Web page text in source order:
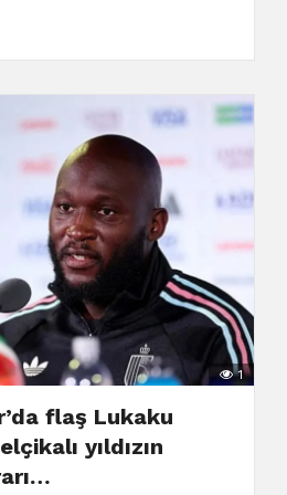
1
flaş Lukaku
yıldızın